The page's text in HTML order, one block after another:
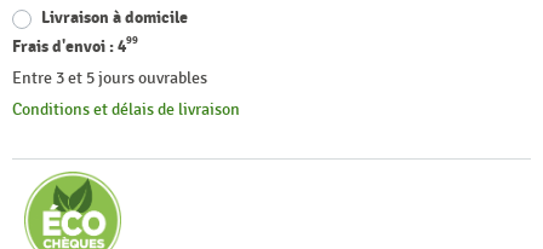
Livraison à domicile
Frais d'envoi :499
Entre 3 et 5 jours ouvrables
Conditions et délais de livraison